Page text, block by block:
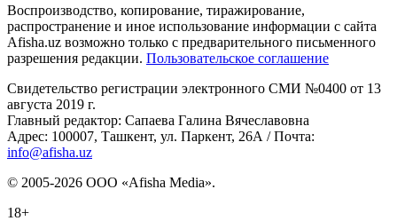
Воспроизводство, копирование, тиражирование,
распространение и иное использование информации с сайта
Afisha.uz возможно только с предварительного письменного
разрешения редакции. Пользовательское соглашение
Свидетельство регистрации электронного СМИ №0400 от 13
августа 2019 г.
Главный редактор: Сапаева Галина Вячеславовна
Адрес: 100007, Ташкент, ул. Паркент, 26А / Почта:
info@afisha.uz
© 2005-2026 ООО «Afisha Media».
18+